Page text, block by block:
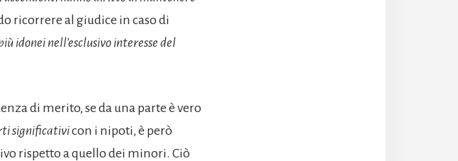
ricorrere al giudice in caso di
idonei nell’esclusivo interesse del
di merito, se da una parte è vero
significativicon i nipoti, è però
rispetto a quello dei minori. Ciò